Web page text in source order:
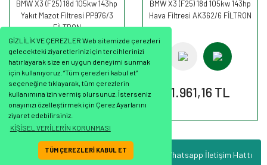
GİZLİLİK VE ÇEREZLER Web sitemizde çerezleri
gelecekteki ziyaretleriniz için tercihlerinizi
hatırlayarak size en uygun deneyimi sunmak
için kullanıyoruz. “Tüm çerezleri kabul et”
seçeneğine tıklayarak, tüm çerezlerin
kullanımına izin vermiş olursunuz. İsterseniz
onayınızı özelleştirmek için Çerez Ayarlarını
ziyaret edebilirsiniz.
KİŞİSEL VERİLERİN KORUNMASI
TÜM ÇEREZLERİ KABUL ET Whatsapp İletişim Hattı
BMW X3 (F25) 18d 105kw 143hp
Yakıt Mazot Filtresi PP976/3
FİLTRON
1.230,06 TL
BMW X3 (F25) 18d 105kw 143hp
Hava Filtresi AK362/6 FİLTRON
1.961,16 TL